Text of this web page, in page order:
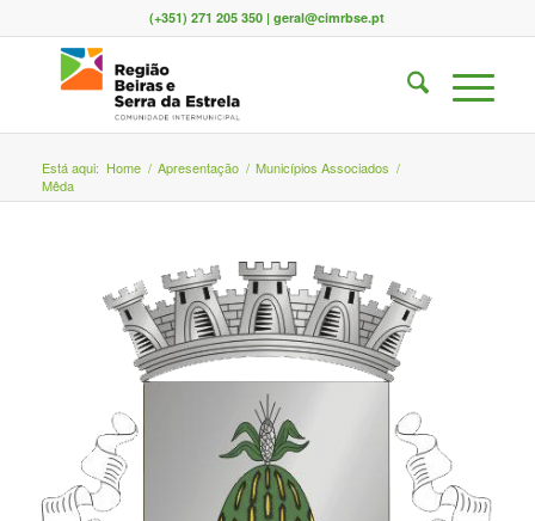
(+351) 271 205 350 | geral@cimrbse.pt
Está aqui: Home / Apresentação / Municípios Associados /
Mêda